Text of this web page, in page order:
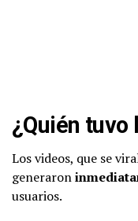
¿Quién tuvo
Los videos, que se
generaron
usuarios.